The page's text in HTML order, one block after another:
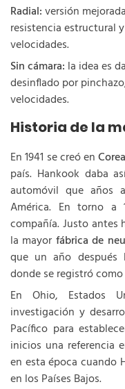
Radial:versión
resistencia estructural
velocidades.
Sin cámara: la idea es
desinflado por
velocidades.
Historia de la
En 1941 se creó enCorea
país. Hankook daba
automóvil que años
América. En torno
compañía. Justo antes
la mayor fábrica de
que un año después
donde se registró
En Ohio, Estados
investigación y
Pacífico para
inicios una referencia
en esta época cuando
en los Países Bajos.